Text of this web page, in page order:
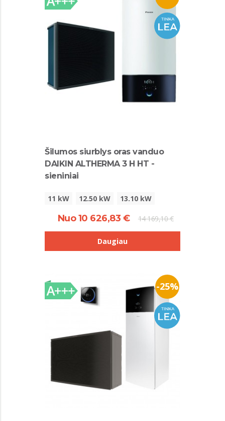
Šilumos siurblys oras vanduo
DAIKIN ALTHERMA 3 H HT -
sieniniai
11 kW 12.50 kW 13.10 kW
Nuo 10 626,83 € 14 169,10 €
Daugiau
-25%